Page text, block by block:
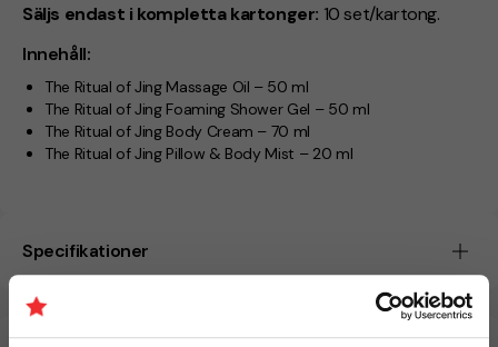
Säljs endast i kompletta kartonger: 10 set/kartong.
Innehåll:
The Ritual of Jing Massage Oil – 50 ml
The Ritual of Jing Foaming Shower Gel – 50 ml
The Ritual of Jing Body Cream – 70 ml
The Ritual of Jing Pillow & Body Mist – 20 ml
Specifikationer
Beräknad leveranstid: 5 arbetsdagar